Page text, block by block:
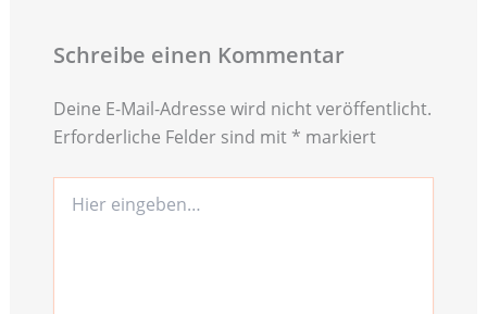
Schreibe einen Kommentar
Deine E-Mail-Adresse wird nicht veröffentlicht.
Erforderliche Felder sind mit * markiert
eingeben…